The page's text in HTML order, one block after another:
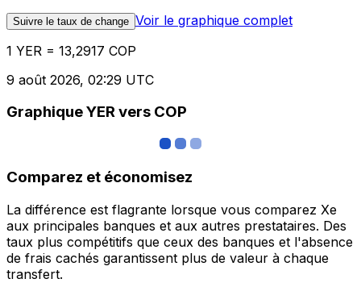
Suivre le taux de change Voir le graphique complet
1 YER = 13,2917 COP
9 août 2026, 02:29 UTC
Graphique YER vers COP
Comparez et économisez
La différence est flagrante lorsque vous comparez Xe
aux principales banques et aux autres prestataires. Des
taux plus compétitifs que ceux des banques et l'absence
de frais cachés garantissent plus de valeur à chaque
transfert.